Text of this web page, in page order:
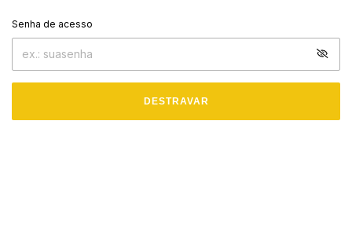
Senha de acesso
DESTRAVAR